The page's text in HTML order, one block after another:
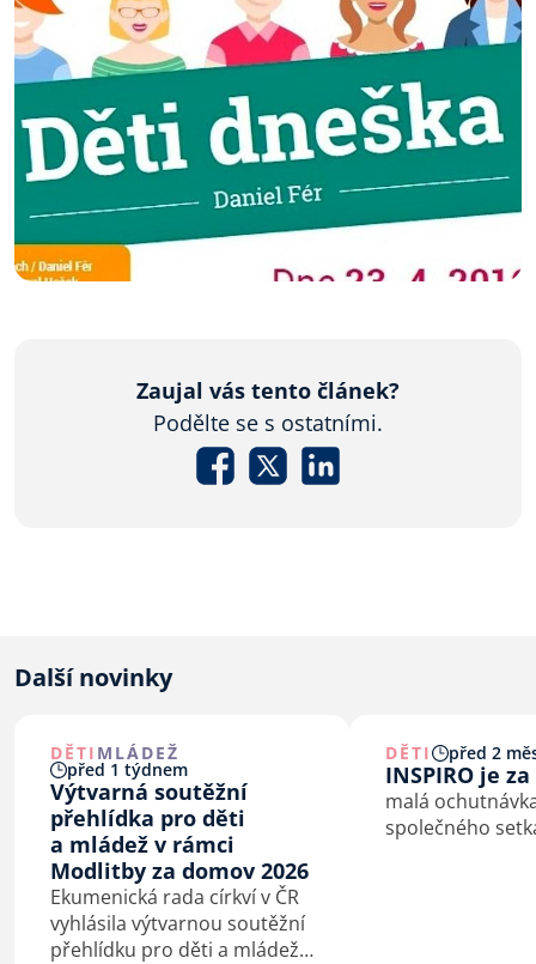
Zaujal vás tento článek?
Podělte se s ostatními.
Další novinky
DĚTI MLÁDEŽ
před 1 týdnem
Výtvarná soutěžní
přehlídka pro děti
a mládež v rámci
Modlitby za domov 2026
Ekumenická rada církví v ČR
vyhlásila výtvarnou soutěžní
přehlídku pro děti a mládež
DĚTI před 2
INSPIRO je
malá
společného